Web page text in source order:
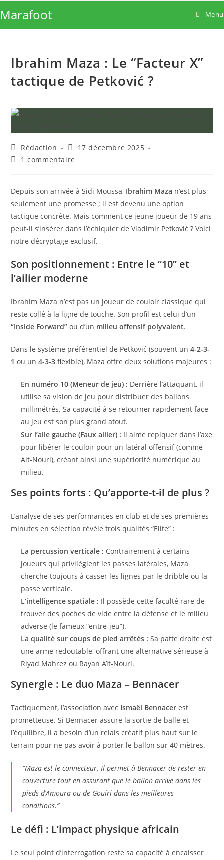
to
content
Marafoot Menu
Ibrahim Maza : Le “Facteur X”
tactique de Petković ?
Auteur/autrice
de
Rédaction
Publication
publiée :
17 décembre 2025
Commentaires
publication :
1 commentaire
Depuis son arrivée à Sidi Moussa, Ibrahim Maza n’est plus
seulement une promesse ; il est devenu une option
tactique concrète. Mais comment ce jeune joueur de 19 ans
peut-il s’insérer dans l’échiquier de Vladimir Petković ? Voici
notre décryptage exclusif.
Son positionnement : Entre le “10” et
l’ailier moderne
Ibrahim Maza n’est pas un joueur de couloir classique qui
reste collé à la ligne de touche. Son profil est celui d’un
“Inside Forward” ou d’un milieu offensif polyvalent.
Dans le système préférentiel de Petković (souvent un4-2-3-
1 ou un4-3-3 flexible), Maza offre deux solutions majeures :
En numéro 10 (Meneur de jeu) : Derrière l’attaquant, il
utilise sa vision de jeu pour distribuer des ballons
millimétrés. Sa capacité à se retourner rapidement face
au jeu est son plus grand atout.
Sur l’aile gauche (Faux ailier) : Il aime repiquer dans l’axe
pour libérer le couloir pour un latéral offensif (comme
Ait-Nouri), créant ainsi une supériorité numérique au
milieu.
Ses points forts : Qu’apporte-t-il de plus ?
L’analyse de ses performances en club et de ses premières
minutes en sélection révèle trois qualités “Elite” :
La percussion verticale : Contrairement à certains
joueurs qui privilégient les passes latérales, Maza
cherche toujours à casser les lignes par le dribble ou la
passe verticale.
L’intelligence spatiale : Il possède cette faculté rare de
trouver des poches de vide entre la défense et le milieu
adverse (le fameux “entre-jeu”).
La qualité sur coups de pied arrêtés : Sa patte droite est
une arme redoutable, offrant une alternative sérieuse à
Riyad Mahrez ou Rayan Aït-Nouri.
Synergie : Le duo Maza – Bennacer
Tactiquement, l’association avec Ismaël Bennacer est
prometteuse. Si Bennacer assure la sortie de balle et
l’équilibre, il a besoin d’un relais créatif plus haut sur le
terrain pour ne pas avoir à porter le ballon sur 40 mètres.
“Maza est le connecteur. Il permet à Bennacer de rester en
couverture tout en assurant que le ballon arrive dans les
pieds d’Amoura ou de Gouiri dans les meilleures
conditions.”
Le défi : L’impact physique africain
Le seul point d’interrogation reste sa capacité à encaisser